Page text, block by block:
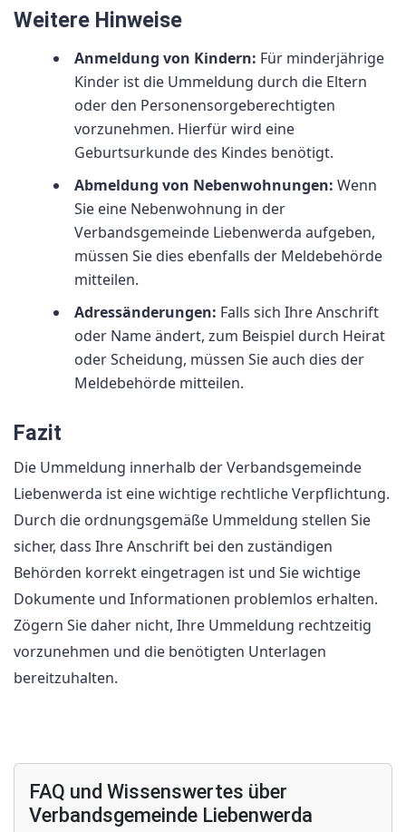
Weitere Hinweise
Anmeldung von Kindern: Für minderjährige
Kinder ist die Ummeldung durch die Eltern
oder den Personensorgeberechtigten
vorzunehmen. Hierfür wird eine
Geburtsurkunde des Kindes benötigt.
Abmeldung von Nebenwohnungen: Wenn
Sie eine Nebenwohnung in der
Verbandsgemeinde Liebenwerda aufgeben,
müssen Sie dies ebenfalls der Meldebehörde
mitteilen.
Adressänderungen: Falls sich Ihre Anschrift
oder Name ändert, zum Beispiel durch Heirat
oder Scheidung, müssen Sie auch dies der
Meldebehörde mitteilen.
Fazit
Die Ummeldung innerhalb der Verbandsgemeinde
Liebenwerda ist eine wichtige rechtliche Verpflichtung.
Durch die ordnungsgemäße Ummeldung stellen Sie
sicher, dass Ihre Anschrift bei den zuständigen
Behörden korrekt eingetragen ist und Sie wichtige
Dokumente und Informationen problemlos erhalten.
Zögern Sie daher nicht, Ihre Ummeldung rechtzeitig
vorzunehmen und die benötigten Unterlagen
bereitzuhalten.
FAQ und Wissenswertes über
Verbandsgemeinde Liebenwerda